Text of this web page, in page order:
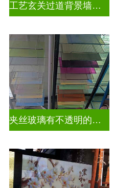
工艺玄关过道背景墙画UV打印加工
夹丝玻璃有不透明的吗为什么